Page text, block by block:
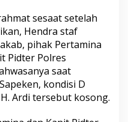
sesaat setelah
Hendra staf
pihak Pertamina
Pidter Polres
saat
kondisi D
Ardi tersebut kosong.